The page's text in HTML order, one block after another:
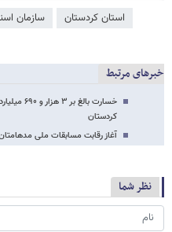
استان کردستان سازمان
خبرهای مرتبط
خسارت
کردستان
آغاز رقابت مسابقات ملی
نظر شما